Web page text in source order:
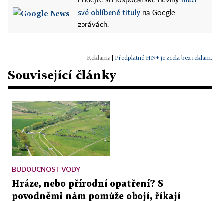
své oblíbené tituly na Google
zprávách.
Předplatné HN+ je zcela bez reklam.
Související články
BUDOUCNOST VODY
Hráze, nebo přírodní opatření? S
povodněmi nám pomůže obojí, říkají